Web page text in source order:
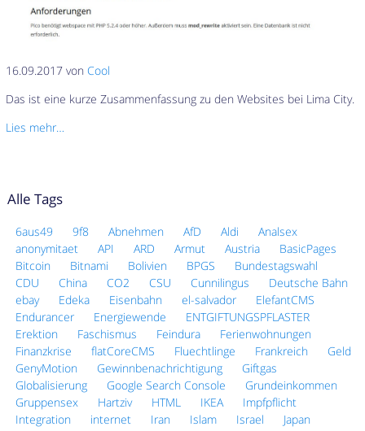
16.09.2017 vonCool
Das ist eine kurze Zusammenfassung zu den Websites bei Lima City.
Lies mehr…
Alle Tags
6aus49 9f8 Abnehmen AfD Aldi
Analsex
anonymitaet
API ARD Armut Austria
BasicPages
Bitcoin
Bitnami Bolivien BPGS
Bundestagswahl
CDU
China CO2 CSU Cunnilingus
Deutsche Bahn
ebay
Edeka Eisenbahn el-salvador
ElefantCMS
Endurancer
Energiewende
ENTGIFTUNGSPFLASTER
Erektion
Faschismus Feindura
Ferienwohnungen
Finanzkrise
flatCoreCMS Fluechtlinge Frankreich
Geld
GenyMotion
Gewinnbenachrichtigung
Giftgas
Globalisierung
Google Search Console
Grundeinkommen
Gruppensex
Hartziv HTML IKEA
Impfpflicht
Integration
internet Iran Islam Israel
Japan